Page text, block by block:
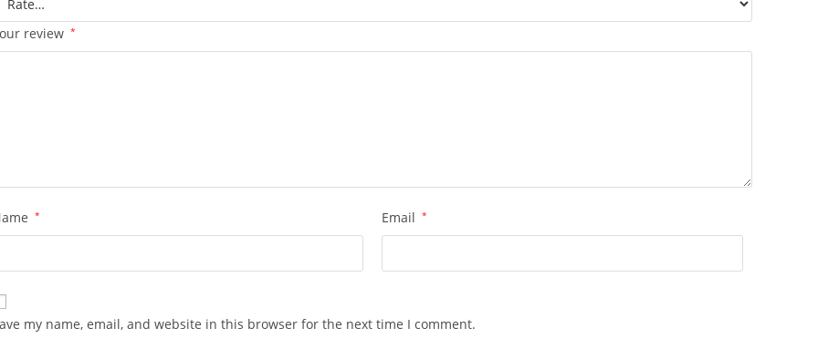
review *
* Email *
my name, email, and website in this browser for the next time I comment.